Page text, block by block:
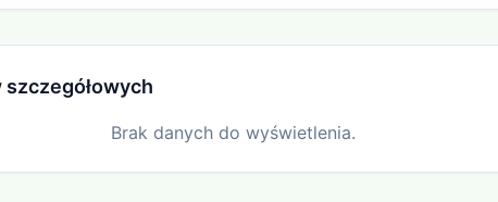
szczegółowych
Brak danych do wyświetlenia.